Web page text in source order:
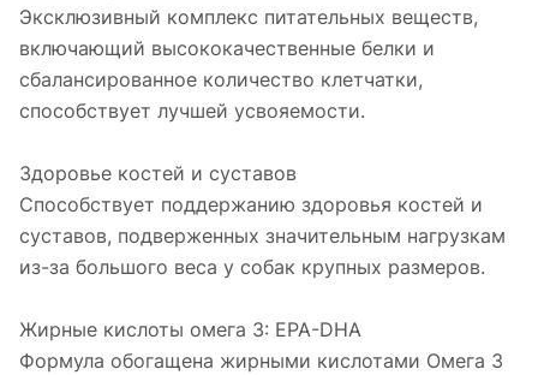
Эксклюзивный комплекс питательных веществ,
включающий высококачественные белки и
сбалансированное количество клетчатки,
способствует лучшей усвояемости.
Здоровье костей и суставов
Способствует поддержанию здоровья костей и
суставов, подверженных значительным нагрузкам
из-за большого веса у собак крупных размеров.
Жирные кислоты омега 3: EPA-DHA
Формула обогащена жирными кислотами Омега 3